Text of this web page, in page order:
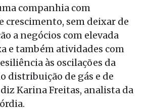
companhia com
crescimento, sem deixar de
a negócios com elevada
e também atividades com
às oscilações da
distribuição de gás e de
Karina Freitas, analista da